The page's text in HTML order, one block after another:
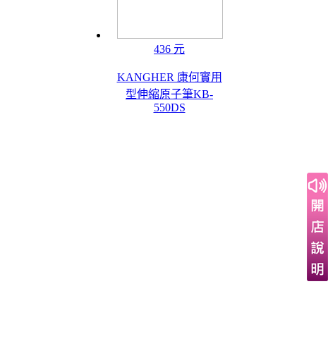
436 元
KANGHER 康何實用
型伸縮原子筆KB-
550DS